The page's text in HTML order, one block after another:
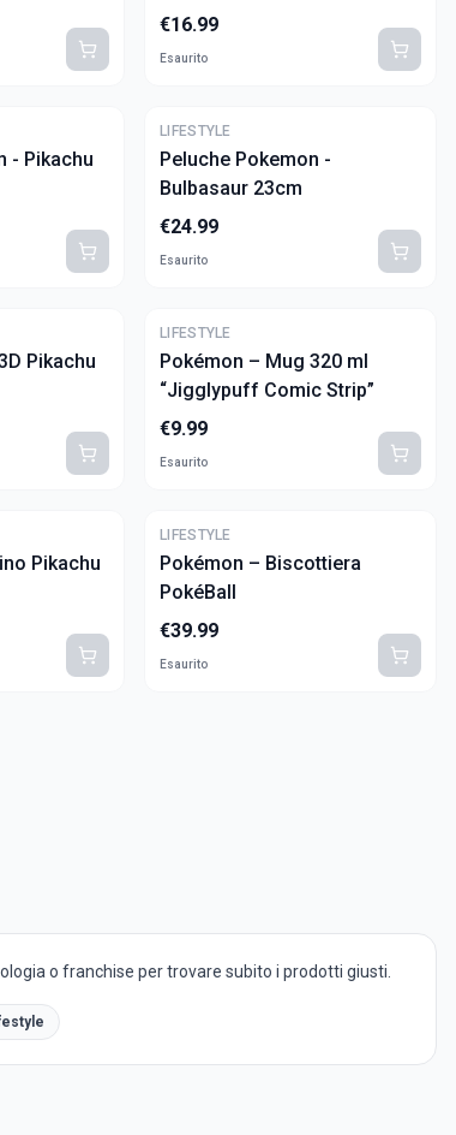
Ceramica
€16.99
Esaurito
- Pikachu
LIFESTYLE
Peluche Pokemon -
Bulbasaur 23cm
€24.99
Esaurito
Pikachu
LIFESTYLE
Pokémon – Mug 320 ml
“Jigglypuff Comic Strip”
€9.99
Esaurito
Pikachu
LIFESTYLE
Pokémon – Biscottiera
PokéBall
€39.99
Esaurito
o franchise per trovare subito i prodotti giusti.